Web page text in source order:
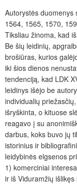
Autorystės duomenys
1564, 1565, 1570,
Tiksliau žinoma, kad
Be šių leidinių,
brošiūras, kurios
iki šios dienos
tendenciją, kad LDK
leidinys išėjo be
individualių
išryškinta, o kituose
reagavo į su
darbus, koks buvo jų
istorinius ir
leidybinės elgsenos
1) komerciniai
ir iš Viduramžių išlikęs